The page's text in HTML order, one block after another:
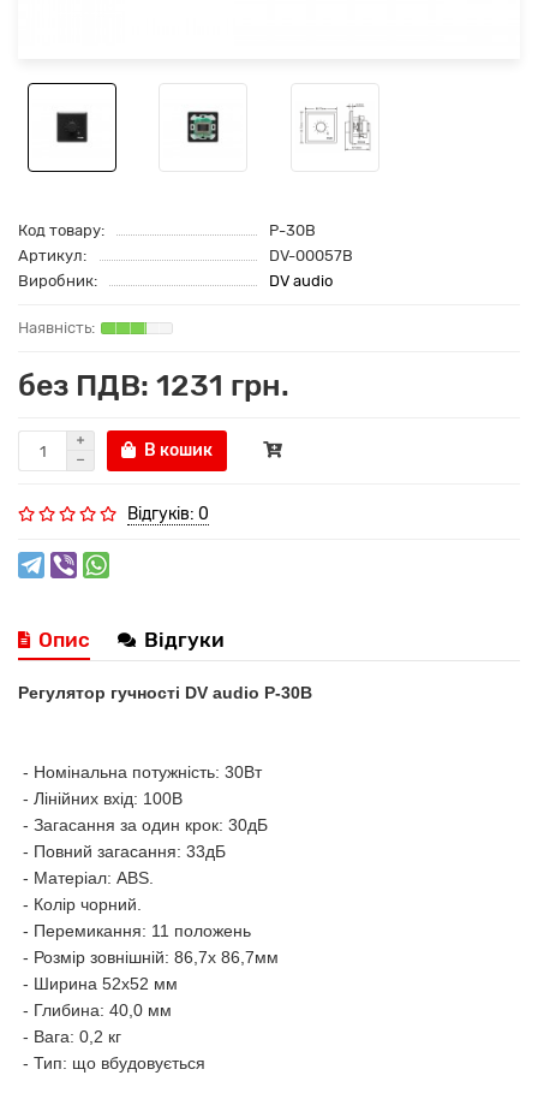
Код товару:
P-30B
Артикул:
DV-00057B
Виробник:
DV audio
без ПДВ: 1231 грн.
В кошик
Відгуків: 0
Опис Відгуки
Регулятор гучності DV audio P-30B
- Номінальна потужність: 30Вт
- Лінійних вхід: 100В
- Загасання за один крок: 30дБ
- Повний загасання: 33дБ
- Матеріал: ABS.
- Колір чорний.
- Перемикання: 11 положень
- Розмір зовнішній: 86,7х 86,7мм
- Ширина 52х52 мм
- Глибина: 40,0 мм
- Вага: 0,2 кг
- Тип: що вбудовується